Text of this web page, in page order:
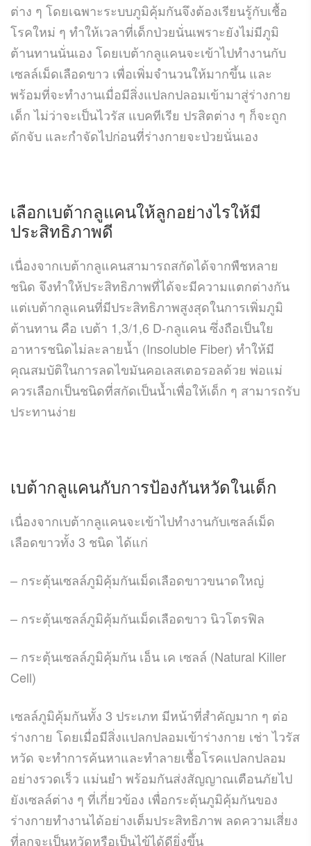
ต่าง ๆ โดยเฉพาะระบบภูมิคุ้มกันจึงต้องเรียนรู้กับเชื้อ
โรคใหม่ ๆ ทำให้เวลาที่เด็กป่วยนั่นเพราะยังไม่มีภูมิ
ต้านทานนั่นเอง โดยเบต้ากลูแคนจะเข้าไปทำงานกับ
เซลล์เม็ดเลือดขาว เพื่อเพิ่มจำนวนให้มากขึ้น และ
พร้อมที่จะทำงานเมื่อมีสิ่งแปลกปลอมเข้ามาสู่ร่างกาย
เด็ก ไม่ว่าจะเป็นไวรัส แบคทีเรีย ปรสิตต่าง ๆ ก็จะถูก
ดักจับ และกำจัดไปก่อนที่ร่างกายจะป่วยนั่นเอง
เลือกเบต้ากลูแคนให้ลูกอย่างไรให้มี
ประสิทธิภาพดี
เนื่องจากเบต้ากลูแคนสามารถสกัดได้จากพืชหลาย
ชนิด จึงทำให้ประสิทธิภาพที่ได้จะมีความแตกต่างกัน
แต่เบต้ากลูแคนที่มีประสิทธิภาพสูงสุดในการเพิ่มภูมิ
ต้านทาน คือ เบต้า 1,3/1,6 D-กลูแคน ซึ่งถือเป็นใย
อาหารชนิดไม่ละลายน้ำ (Insoluble Fiber) ทำให้มี
คุณสมบัติในการลดไขมันคอเลสเตอรอลด้วย พ่อแม่
ควรเลือกเป็นชนิดที่สกัดเป็นน้ำเพื่อให้เด็ก ๆ สามารถรับ
ประทานง่าย
เบต้ากลูแคนกับการป้องกันหวัดในเด็ก
เนื่องจากเบต้ากลูแคนจะเข้าไปทำงานกับเซลล์เม็ด
เลือดขาวทั้ง 3 ชนิด ได้แก่
– กระตุ้นเซลล์ภูมิคุ้มกันเม็ดเลือดขาวขนาดใหญ่
– กระตุ้นเซลล์ภูมิคุ้มกันเม็ดเลือดขาว นิวโตรฟิล
– กระตุ้นเซลล์ภูมิคุ้มกัน เอ็น เค เซลล์ (Natural Killer
Cell)
เซลล์ภูมิคุ้มกันทั้ง 3 ประเภท มีหน้าที่สำคัญมาก ๆ ต่อ
ร่างกาย โดยเมื่อมีสิ่งแปลกปลอมเข้าร่างกาย เช่า ไวรัส
หวัด จะทำการค้นหาและทำลายเชื้อโรคแปลกปลอม
อย่างรวดเร็ว แม่นยำ พร้อมกันส่งสัญญาณเตือนภัยไป
ยังเซลล์ต่าง ๆ ที่เกี่ยวข้อง เพื่อกระตุ้นภูมิคุ้มกันของ
ร่างกายทำงานได้อย่างเต็มประสิทธิภาพ ลดความเสี่ยง
ที่ลูกจะเป็นหวัดหรือเป็นไข้ได้ดียิ่งขึ้น